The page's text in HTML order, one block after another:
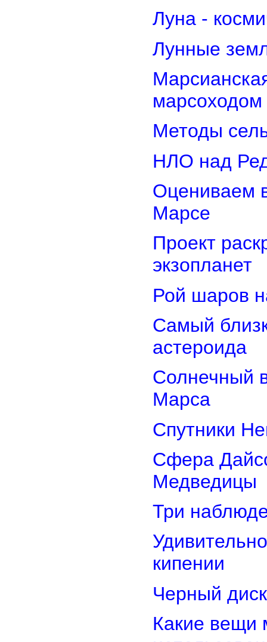
Луна -
Лунные
марсоходом
Методы
НЛО над
Оцениваем
Марсе
Проект
экзопланет
Рой шаров
Самый
астероида
Солнечный
Марса
Спутники
Сфера
Медведицы
Три
кипении
Черный
Какие вещи